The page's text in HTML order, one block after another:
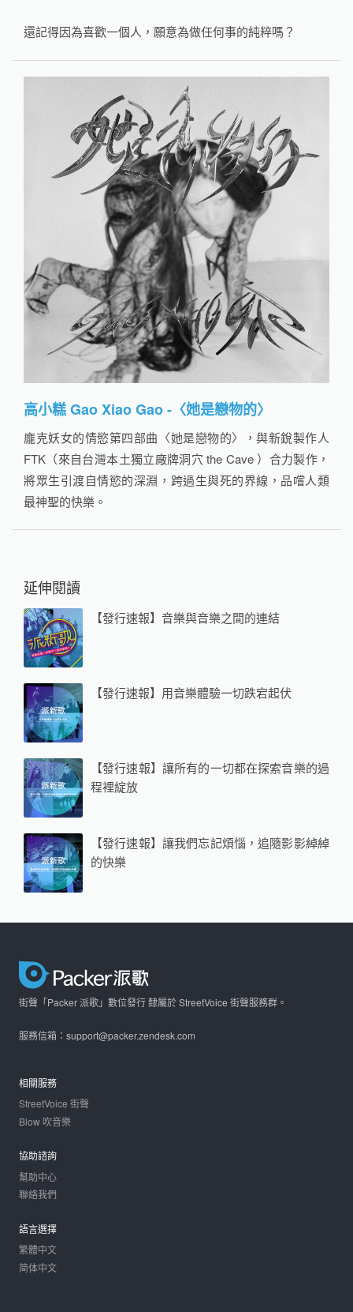
還記得因為喜歡一個人，願意為做任何事的純粹嗎？
高小糕 Gao Xiao Gao -〈她是戀物的〉
龐克妖女的情慾第四部曲〈她是戀物的〉，與新銳製作人
FTK（來自台灣本土獨立廠牌洞穴 the Cave ）合力製作，
將眾生引渡自情慾的深淵，跨過生與死的界線，品嚐人類
最神聖的快樂。
延伸閱讀
【發行速報】音樂與音樂之間的連結
【發行速報】用音樂體驗一切跌宕起伏
【發行速報】讓所有的一切都在探索音樂的過
程裡綻放
【發行速報】讓我們忘記煩惱，追隨影影綽綽
的快樂
街聲「Packer 派歌」數位發行 隸屬於 StreetVoice 街聲服務群。
服務信箱：support@packer.zendesk.com
相關服務
StreetVoice 街聲
Blow 吹音樂
協助諮詢
幫助中心
聯絡我們
語言選擇
繁體中文
简体中文